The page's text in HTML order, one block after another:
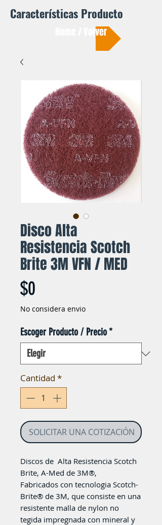
Características Producto
Home / Volver
Disco Alta
Resistencia Scotch
Brite 3M VFN / MED
$0
No considera envio
Escoger Producto / Precio*
Cantidad *
SOLICITAR UNA COTIZACIÓN
Discos de Alta Resistencia Scotch
Brite, A-Med de 3M®,
Fabricados con tecnologia Scotch-
Brite® de 3M, que consiste en una
resistente malla de nylon no
tegida impregnada con mineral y